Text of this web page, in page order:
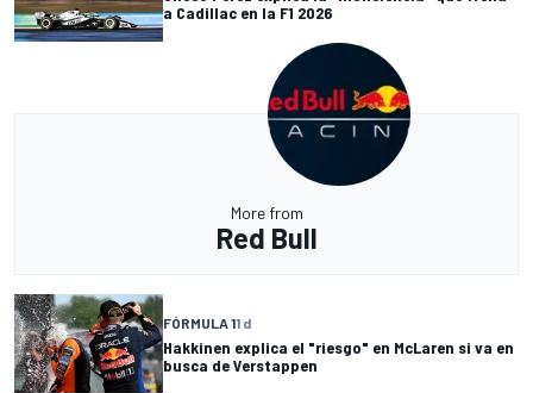
a Cadillac en la F1 2026
More from
Red Bull
FÓRMULA 11 d
Hakkinen explica el "riesgo" en McLaren si va en
busca de Verstappen